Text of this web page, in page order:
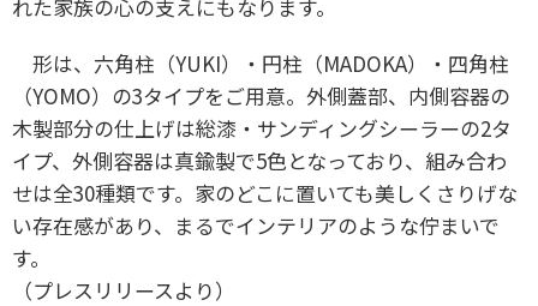
れた家族の心の支えにもなります。
形は、六角柱（YUKI）・円柱（MADOKA）・四角柱
（YOMO）の3タイプをご用意。外側蓋部、内側容器の
木製部分の仕上げは総漆・サンディングシーラーの2タ
イプ、外側容器は真鍮製で5色となっており、組み合わ
せは全30種類です。家のどこに置いても美しくさりげな
い存在感があり、まるでインテリアのような佇まいで
す。
（プレスリリースより）